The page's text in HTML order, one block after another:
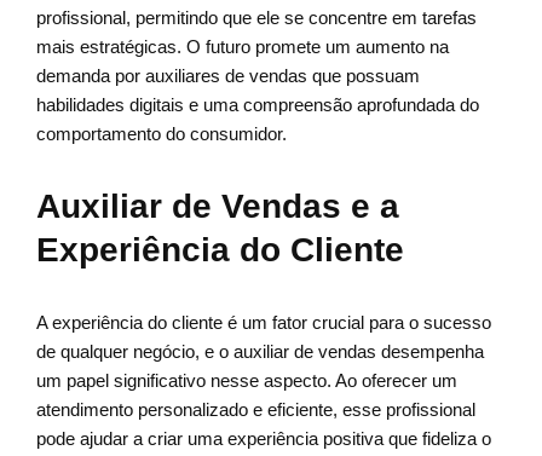
profissional, permitindo que ele se concentre em tarefas
mais estratégicas. O futuro promete um aumento na
demanda por auxiliares de vendas que possuam
habilidades digitais e uma compreensão aprofundada do
comportamento do consumidor.
Auxiliar de Vendas e a
Experiência do Cliente
A experiência do cliente é um fator crucial para o sucesso
de qualquer negócio, e o auxiliar de vendas desempenha
um papel significativo nesse aspecto. Ao oferecer um
atendimento personalizado e eficiente, esse profissional
pode ajudar a criar uma experiência positiva que fideliza o